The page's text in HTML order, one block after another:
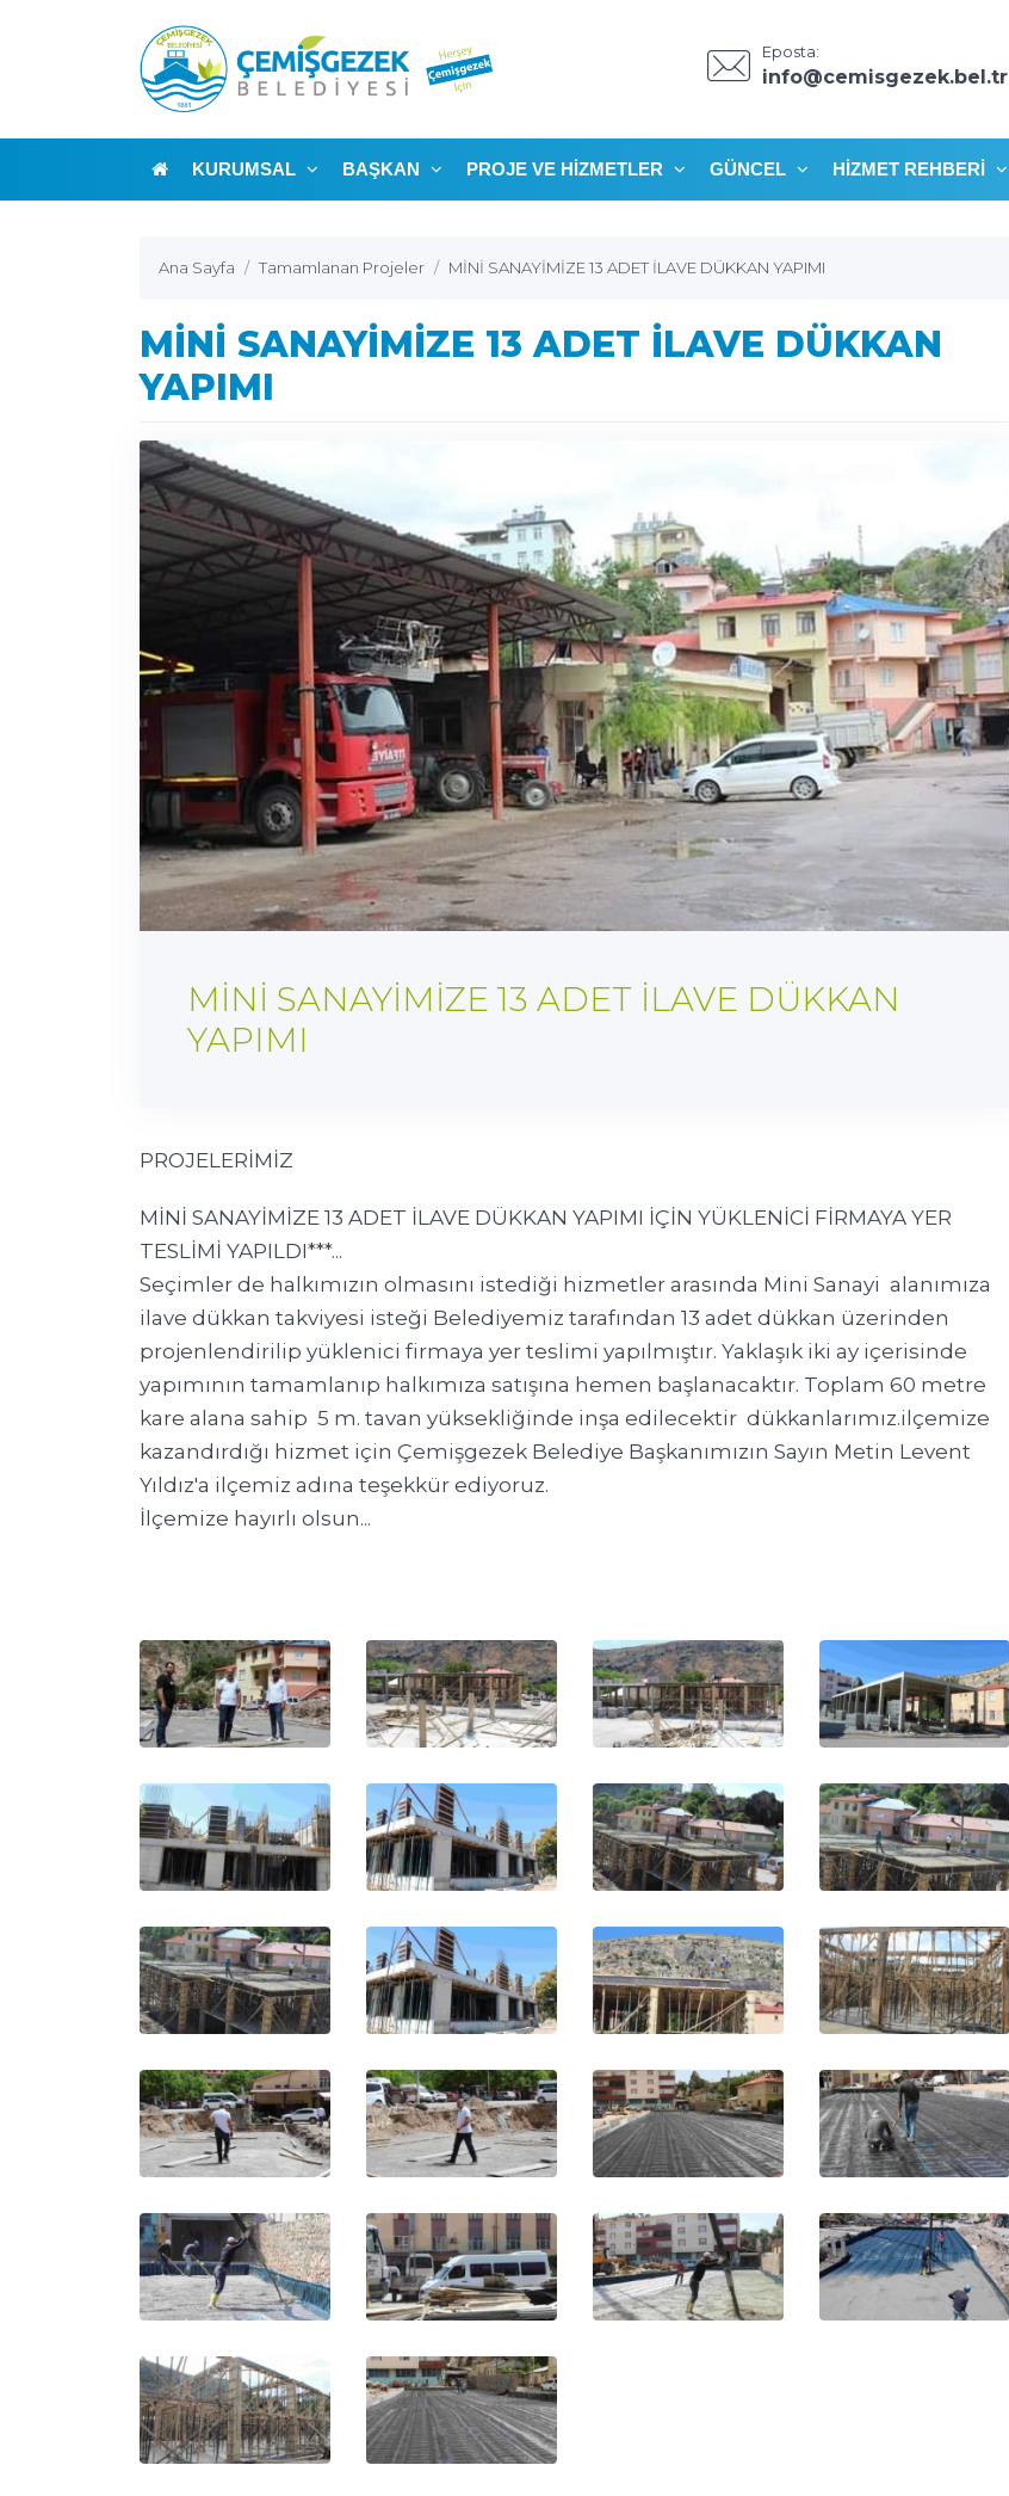
Eposta:
info@cemisgezek.bel.tr
KURUMSAL BAŞKAN PROJE VE HIZMETLER GÜNCEL HIZMET REHBERI
Ana Sayfa Tamamlanan Projeler MİNİ SANAYİMİZE 13 ADET İLAVE DÜKKAN YAPIMI
MİNİ SANAYİMİZE 13 ADET İLAVE DÜKKAN
YAPIMI
MİNİ SANAYİMİZE 13 ADET İLAVE DÜKKAN
YAPIMI
PROJELERİMİZ
MİNİ SANAYİMİZE 13 ADET İLAVE DÜKKAN YAPIMI İÇİN YÜKLENİCİ FİRMAYA YER
TESLİMİ YAPILDI***...
Seçimler de halkımızın olmasını istediği hizmetler arasında Mini Sanayi alanımıza
ilave dükkan takviyesi isteği Belediyemiz tarafından 13 adet dükkan üzerinden
projenlendirilip yüklenici firmaya yer teslimi yapılmıştır. Yaklaşık iki ay içerisinde
yapımının tamamlanıp halkımıza satışına hemen başlanacaktır. Toplam 60 metre
kare alana sahip 5 m. tavan yüksekliğinde inşa edilecektir dükkanlarımız.ilçemize
kazandırdığı hizmet için Çemişgezek Belediye Başkanımızın Sayın Metin Levent
Yıldız'a ilçemiz adına teşekkür ediyoruz.
İlçemize hayırlı olsun...